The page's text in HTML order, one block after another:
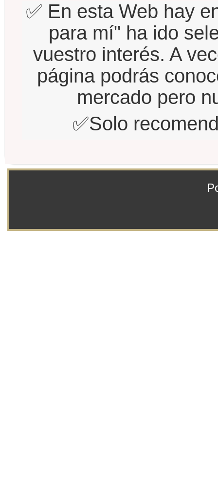
✅ En esta Web hay
para mí" ha ido
vuestro interés. A
página podrás
mercado pero
✅Solo